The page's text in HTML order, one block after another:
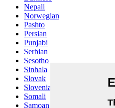
Nepali
Norwegian
Pashto
Persian
Punjabi
Serbian
Sesotho
Sinhala
Slovak
Slovenian
Somali
Samoan